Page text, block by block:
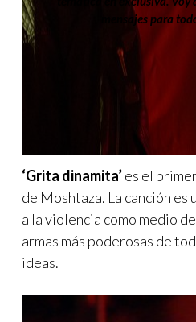
mensajes para
‘Grita dinamita’es el
de Moshtaza. La canción es
a la violencia como medio
armas más poderosas de
ideas.